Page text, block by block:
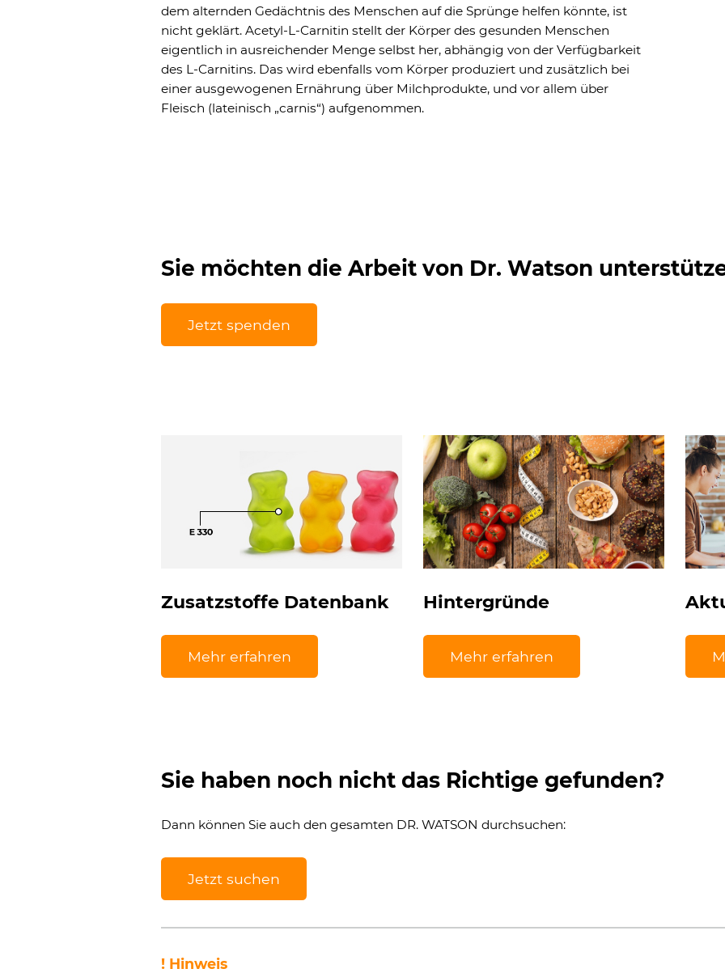
dem alternden Gedächtnis des Menschen auf die Sprünge helfen könnte, ist
nicht geklärt. Acetyl-L-Carnitin stellt der Körper des gesunden Menschen
eigentlich in ausreichender Menge selbst her, abhängig von der Verfügbarkeit
des L-Carnitins. Das wird ebenfalls vom Körper produziert und zusätzlich bei
einer ausgewogenen Ernährung über Milchprodukte, und vor allem über
Fleisch (lateinisch „carnis“) aufgenommen.
Sie möchten die Arbeit von Dr. Watson
Jetzt spenden
Zusatzstoffe Datenbank
Mehr erfahren
Hintergründe
Mehr erfahren
Sie haben noch nicht das Richtige gefunden?
Dann können Sie auch den gesamten DR. WATSON durchsuchen:
Jetzt suchen
! Hinweis